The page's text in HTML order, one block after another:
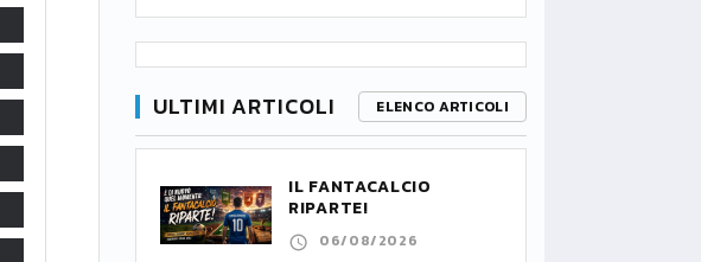
ULTIMI ARTICOLI ELENCO ARTICOLI
IL FANTACALCIO
RIPARTE!
06/08/2026